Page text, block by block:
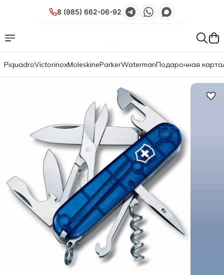
8 (985) 662-06-92
PiquadroVictorinoxMoleskineParkerWatermanПодарочная карта